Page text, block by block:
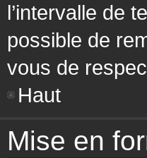
l’intervalle de
possible de
vous de
Haut
Mise en